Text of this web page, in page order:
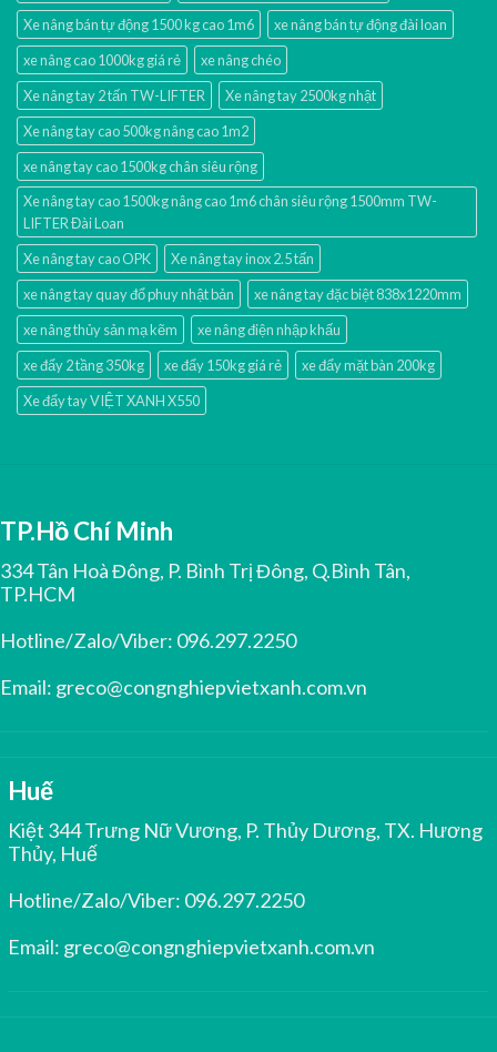
Xe nâng bán tự động 1500 kg cao 1m6
xe nâng bán tự động đài loan
xe nâng cao 1000kg giá rẻ
xe nâng chéo
Xe nâng tay 2 tấn TW-LIFTER
Xe nâng tay 2500kg nhật
Xe nâng tay cao 500kg nâng cao 1m2
xe nâng tay cao 1500kg chân siêu rộng
Xe nâng tay cao 1500kg nâng cao 1m6 chân siêu rộng 1500mm TW-
LIFTER Đài Loan
Xe nâng tay cao OPK
Xe nâng tay inox 2.5 tấn
xe nâng tay quay đổ phuy nhật bản
xe nâng tay đặc biệt 838x1220mm
xe nâng thủy sản mạ kẽm
xe nâng điện nhập khấu
xe đẩy 2 tầng 350kg
xe đẩy 150kg giá rẻ
xe đẩy mặt bàn 200kg
Xe đẩy tay VIỆT XANH X550
TP.Hồ Chí Minh
334 Tân Hoà Đông, P. Bình Trị Đông, Q.Bình Tân,
TP.HCM
Hotline/Zalo/Viber: 096.297.2250
Email: greco@congnghiepvietxanh.com.vn
Huế
Kiệt 344 Trưng Nữ Vương, P. Thủy Dương, TX. Hương
Thủy, Huế
Hotline/Zalo/Viber: 096.297.2250
Email: greco@congnghiepvietxanh.com.vn